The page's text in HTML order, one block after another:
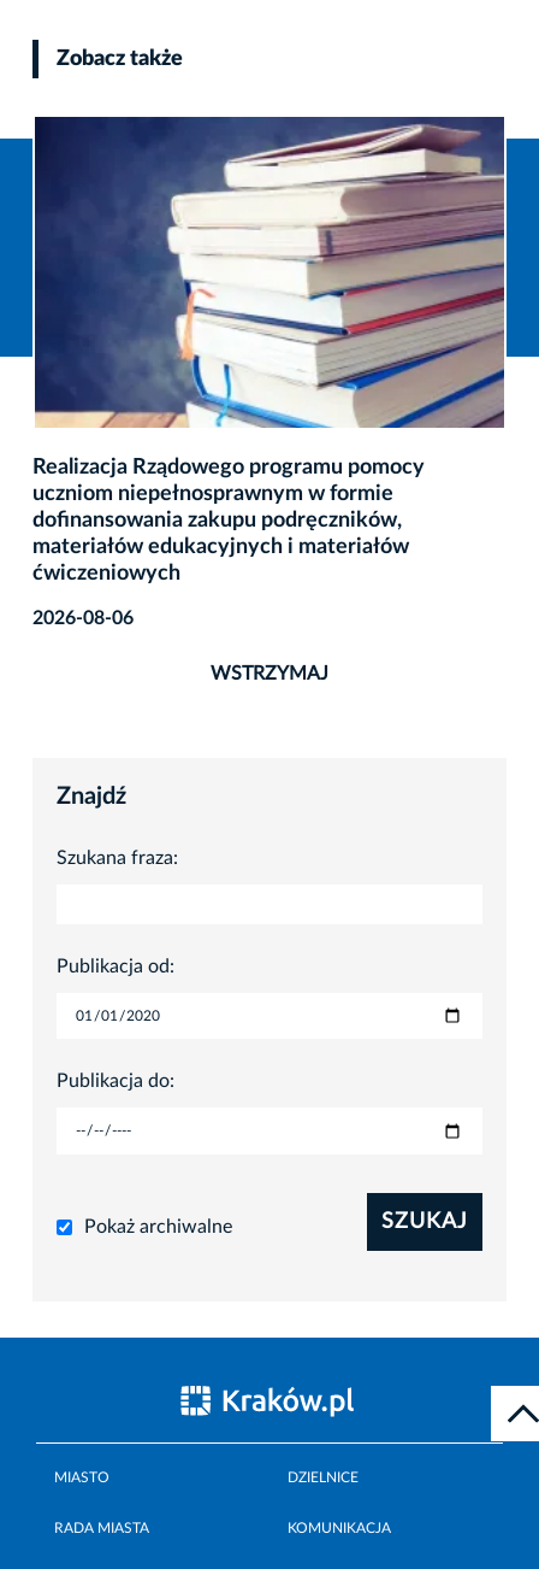
Zobacz także
Realizacja Rządowego programu pomocy
uczniom niepełnosprawnym w formie
dofinansowania zakupu podręczników,
materiałów edukacyjnych i materiałów
ćwiczeniowych
2026-08-06
WSTRZYMAJ
Znajdź
Szukana fraza:
Publikacja od:
Publikacja do:
Pokaż archiwalne SZUKAJ
MIASTO DZIELNICE
RADA MIASTA KOMUNIKACJA